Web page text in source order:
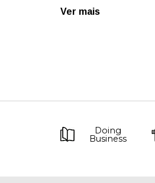
Ver mais
Doing
Business